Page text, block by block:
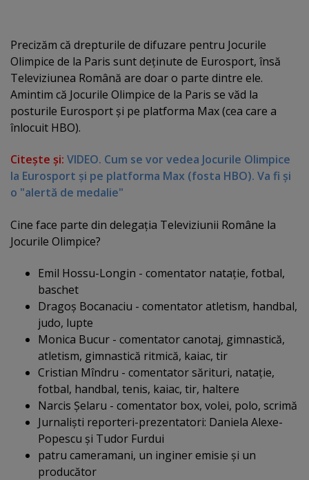
Precizăm că drepturile de difuzare pentru Jocurile
Olimpice de la Paris sunt deţinute de Eurosport, însă
Televiziunea Română are doar o parte dintre ele.
Amintim că Jocurile Olimpice de la Paris se văd la
posturile Eurosport şi pe platforma Max (cea care a
înlocuit HBO).
Citeşte şi: VIDEO. Cum se vor vedea Jocurile Olimpice
la Eurosport şi pe platforma Max (fosta HBO). Va fi şi
o "alertă de medalie"
Cine face parte din delegaţia Televiziunii Române la
Jocurile Olimpice?
Emil Hossu-Longin - comentator nataţie, fotbal,
baschet
Dragoş Bocanaciu - comentator atletism, handbal,
judo, lupte
Monica Bucur - comentator canotaj, gimnastică,
atletism, gimnastică ritmică, kaiac, tir
Cristian Mîndru - comentator sărituri, nataţie,
fotbal, handbal, tenis, kaiac, tir, haltere
Narcis Şelaru - comentator box, volei, polo, scrimă
Jurnalişti reporteri-prezentatori: Daniela Alexe-
Popescu şi Tudor Furdui
patru cameramani, un inginer emisie şi un
producător